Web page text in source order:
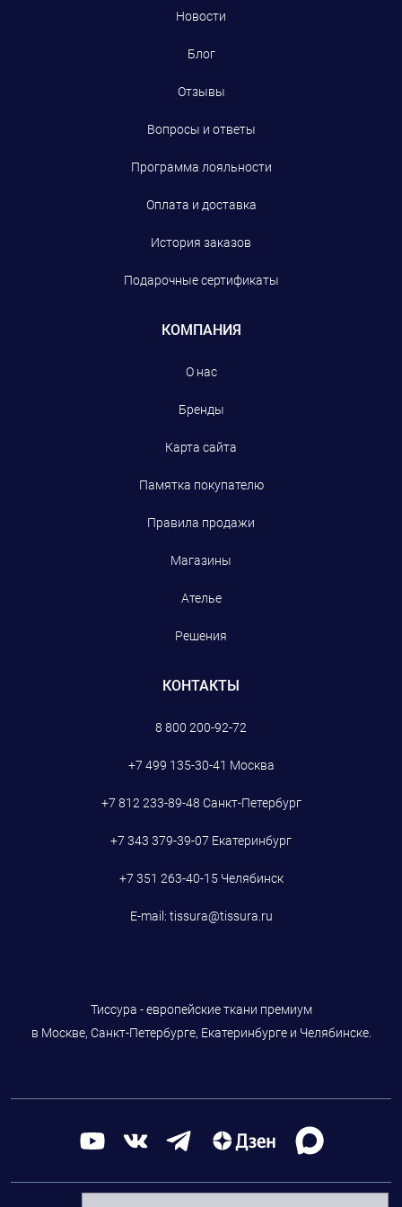
Новости
Блог
Отзывы
Вопросы и ответы
Программа лояльности
Оплата и доставка
История заказов
Подарочные сертификаты
КОМПАНИЯ
О нас
Бренды
Карта сайта
Памятка покупателю
Правила продажи
Магазины
Ателье
Решения
КОНТАКТЫ
8 800 200-92-72
+7 499 135-30-41 Москва
+7 812 233-89-48 Санкт-Петербург
+7 343 379-39-07 Екатеринбург
+7 351 263-40-15 Челябинск
E-mail: tissura@tissura.ru
Тиссура - европейские ткани премиум
в Москве, Санкт-Петербурге, Екатеринбурге и Челябинске.